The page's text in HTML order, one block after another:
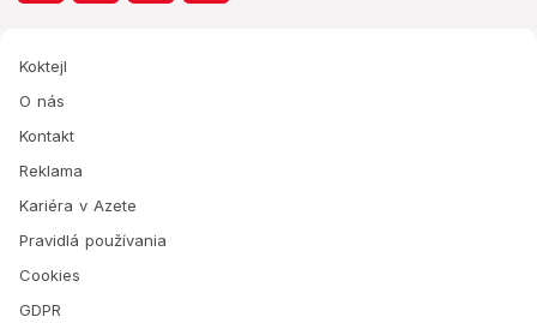
Koktejl
O nás
Kontakt
Reklama
Kariéra v Azete
Pravidlá používania
Cookies
GDPR